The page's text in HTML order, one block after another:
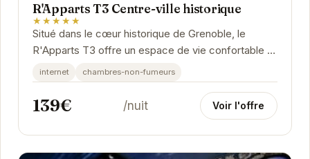
R'Apparts T3 Centre-ville historique
★★★★★
Situé dans le cœur historique de Grenoble, le
R'Apparts T3 offre un espace de vie confortable et
élégant. Avec ses trois pièces spacieuses, il...
internet chambres-non-fumeurs
139€ /nuit Voir l'offre